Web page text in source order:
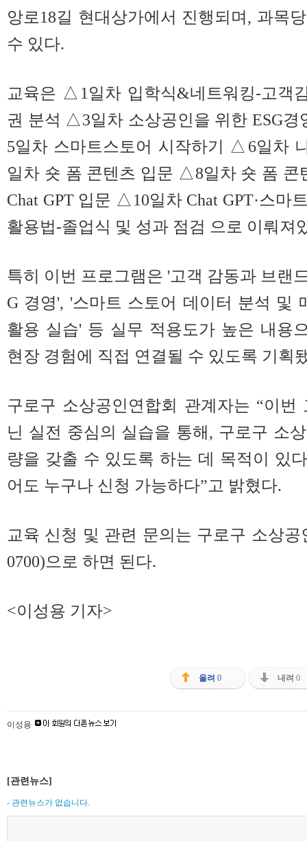
앙로18길 현대상가에서 진행되며, 과목
수 있다.
교육은 △1일차 입학식&네트워킹-고객
권 분석 △3일차 소상공인을 위한 ESG
5일차 스마트스토어 시작하기 △6일차
일차 숏 폼 콘텐츠 입문 △8일차 숏 폼
Chat GPT 입문 △10일차 Chat GPT·스마
활용법-졸업식 및 성과 점검 으로 이뤄져
특히 이번 프로그램은 '고객 감동과 브랜
G 경영', '스마트 스토어 데이터 분석 및
활용 실습' 등 실무 적용도가 높은 내용
현장 경험에 직접 연결될 수 있도록 기획
구로구 소상공인연합회 관계자는 “이
닌 실전 중심의 실습을 통해, 구로구 소
량을 갖출 수 있도록 하는 데 목적이 있
어도 누구나 신청 가능하다”고 밝혔다.
교육 신청 및 관련 문의는 구로구 소상공
0700)으로 하면 된다.
<이성용 기자>
올려 0 내려 0
이성용
[관련뉴스]
- 관련뉴스가 없습니다.